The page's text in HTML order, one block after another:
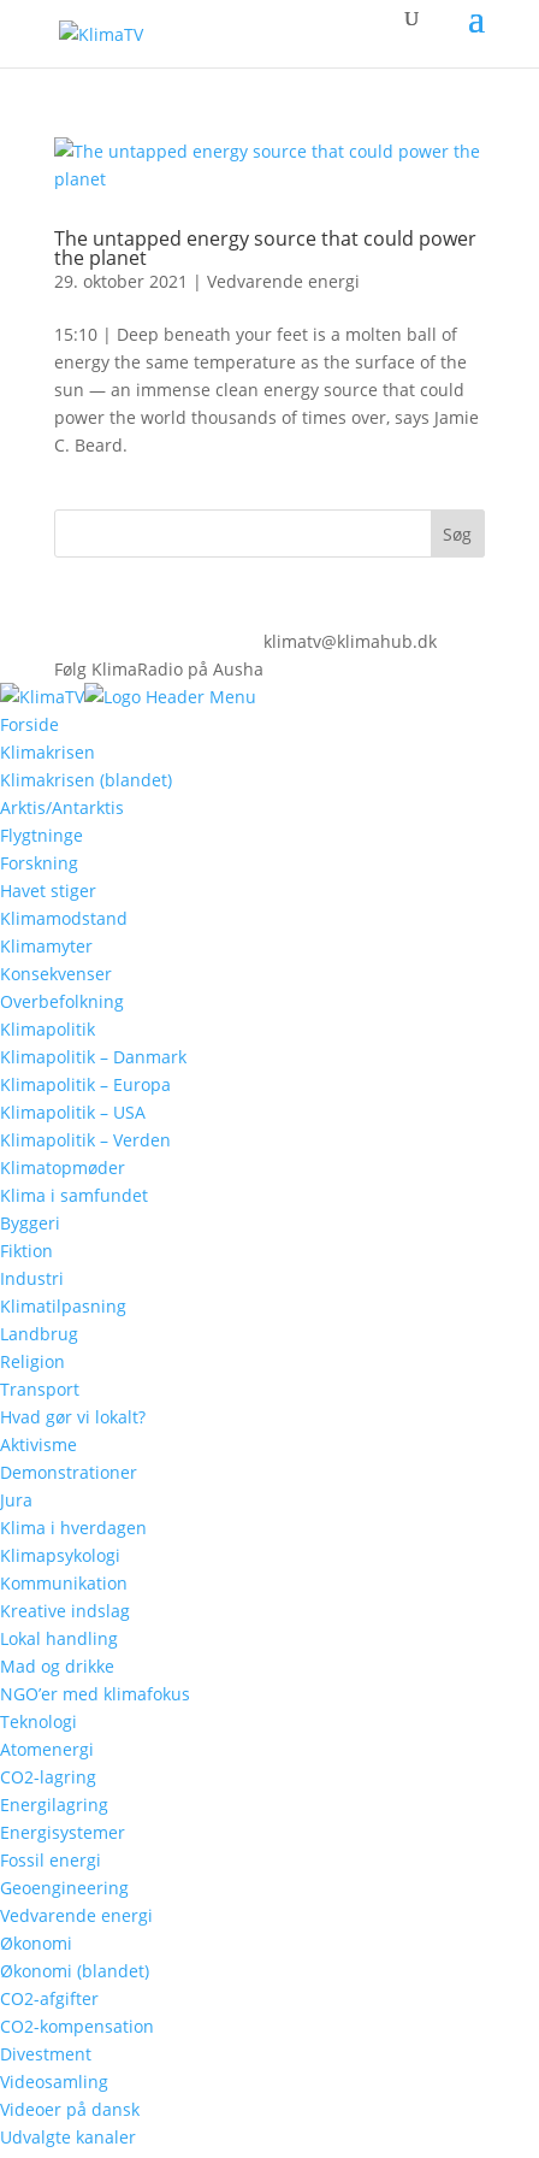
The untapped energy source that could power
the planet
29. oktober 2021 | Vedvarende energi
15:10 | Deep beneath your feet is a molten ball of
energy the same temperature as the surface of the
sun — an immense clean energy source that could
power the world thousands of times over, says Jamie
C. Beard.
Følg KlimaRadio på Ausha
klimatv@klimahub.dk
Forside
Klimakrisen
Klimakrisen (blandet)
Arktis/Antarktis
Flygtninge
Forskning
Havet stiger
Klimamodstand
Klimamyter
Konsekvenser
Overbefolkning
Klimapolitik
Klimapolitik – Danmark
Klimapolitik – Europa
Klimapolitik – USA
Klimapolitik – Verden
Klimatopmøder
Klima i samfundet
Byggeri
Fiktion
Industri
Klimatilpasning
Landbrug
Religion
Transport
Hvad gør vi lokalt?
Aktivisme
Demonstrationer
Jura
Klima i hverdagen
Klimapsykologi
Kommunikation
Kreative indslag
Lokal handling
Mad og drikke
NGO’er med klimafokus
Teknologi
Atomenergi
CO2-lagring
Energilagring
Energisystemer
Fossil energi
Geoengineering
Vedvarende energi
Økonomi
Økonomi (blandet)
CO2-afgifter
CO2-kompensation
Divestment
Videosamling
Videoer på dansk
Udvalgte kanaler